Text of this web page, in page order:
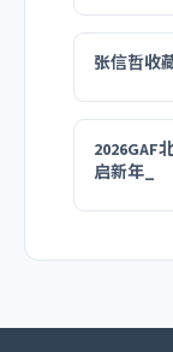
张信哲收
2026GAF
启新年_